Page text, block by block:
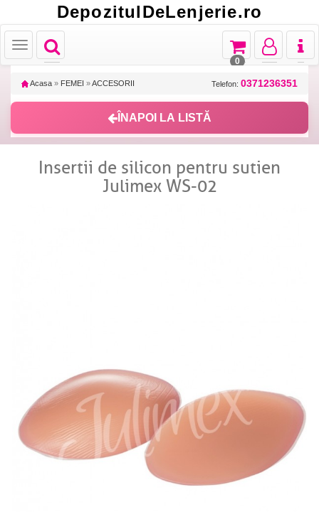
DepozitulDeLenjerie.ro
Toggle
navigation
Toggle
Toggle
navigation
Toggle
navigation
Toggle
navigation
0
Acasa » FEMEI »ACCESORII Telefon: 0371236351
ÎNAPOI LA LISTĂ
Insertii de silicon pentru sutien
Julimex WS-02